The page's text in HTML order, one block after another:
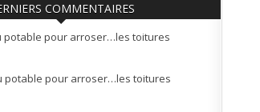
COMMENTAIRES
potable pour arroser…les toitures
potable pour arroser…les toitures